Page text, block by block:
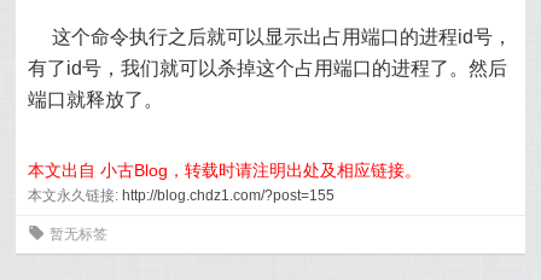
这个命令执行之后就可以显示出占用端口的进程id号，
有了id号，我们就可以杀掉这个占用端口的进程了。然后
端口就释放了。
本文出自 小古Blog，转载时请注明出处及相应链接。
本文永久链接: http://blog.chdz1.com/?post=155
0 暂无标签